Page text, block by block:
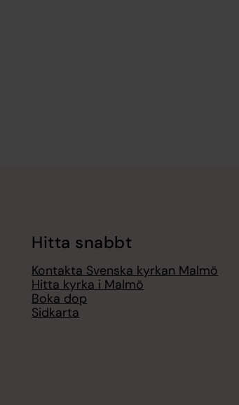
Hitta snabbt
Kontakta Svenska kyrkan Malmö
Hitta kyrka i Malmö
Boka dop
Sidkarta